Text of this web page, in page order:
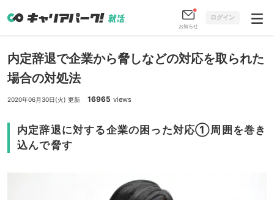
お知らせ
ログイン
内定辞退で企業から脅しなどの対応を取られた
場合の対処法
2020年06月30日(火) 更新 16965 views
内定辞退に対する企業の困った対応①周囲を巻き
込んで脅す